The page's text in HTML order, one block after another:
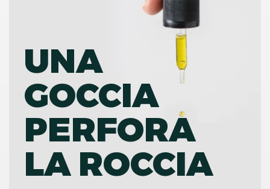
UNA
GOCCIA
PERFORA
LA ROCCIA